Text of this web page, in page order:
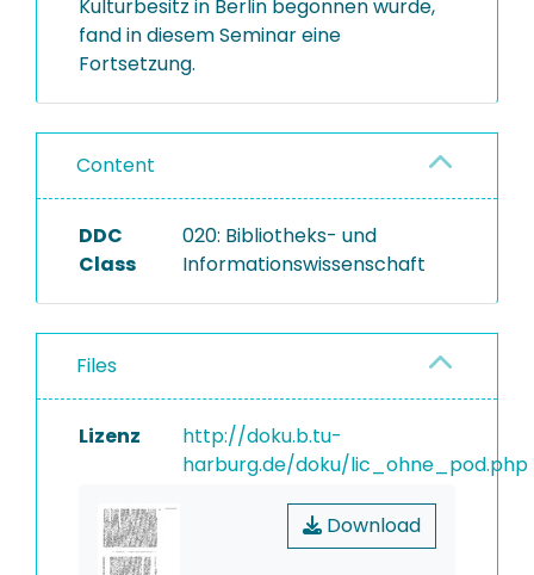
Kulturbesitz in Berlin begonnen wurde,
fand in diesem Seminar eine
Fortsetzung.
Content
DDC
Class
020: Bibliotheks- und
Informationswissenschaft
Files
Lizenz
http://doku.b.tu-
harburg.de/doku/lic_ohne_pod.php
Download